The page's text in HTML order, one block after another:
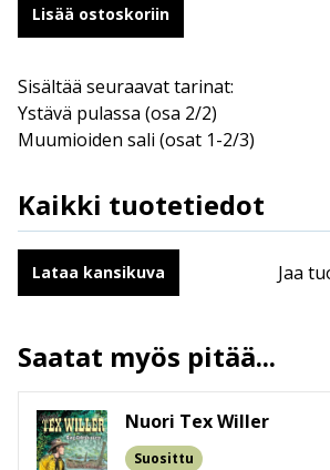
Lisää ostoskoriin
Sisältää seuraavat tarinat:
Ystävä pulassa (osa 2/2)
Muumioiden sali (osat 1-2/3)
Kaikki tuotetiedot
ISBN
Ilmestymispäivä
18.2.2026
ALV
Koko
148 mm *
Paino
170g
Ikäryhmä
Lataa kansikuva Jaa
Saatat myös pitää...
Nuori Tex Willer
Suosittu